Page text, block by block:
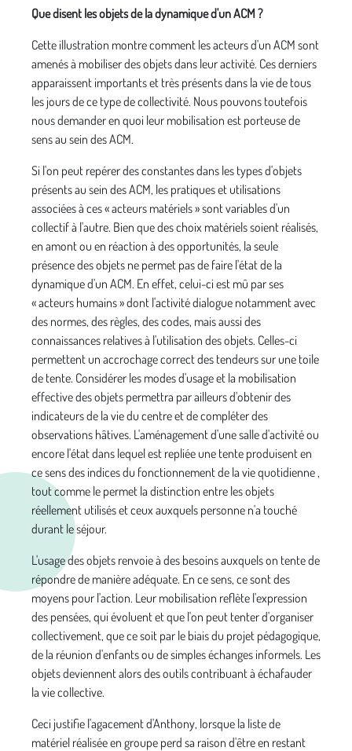
Que disent les objets de la dynamique d'un ACM ?
Cette illustration montre comment les acteurs d'un ACM sont
amenés à mobiliser des objets dans leur activité. Ces derniers
apparaissent importants et très présents dans la vie de tous
les jours de ce type de collectivité. Nous pouvons toutefois
nous demander en quoi leur mobilisation est porteuse de
sens au sein des ACM.
Si l'on peut repérer des constantes dans les types d'objets
présents au sein des ACM, les pratiques et utilisations
associées à ces « acteurs matériels » sont variables d'un
collectif à l'autre. Bien que des choix matériels soient réalisés,
en amont ou en réaction à des opportunités, la seule
présence des objets ne permet pas de faire l'état de la
dynamique d'un ACM. En effet, celui-ci est mû par ses
« acteurs humains » dont l'activité dialogue notamment avec
des normes, des règles, des codes, mais aussi des
connaissances relatives à l'utilisation des objets. Celles-ci
permettent un accrochage correct des tendeurs sur une toile
de tente. Considérer les modes d'usage et la mobilisation
effective des objets permettra par ailleurs d'obtenir des
indicateurs de la vie du centre et de compléter des
observations hâtives. L'aménagement d'une salle d'activité ou
encore l'état dans lequel est repliée une tente produisent en
ce sens des indices du fonctionnement de la vie quotidienne ,
tout comme le permet la distinction entre les objets
réellement utilisés et ceux auxquels personne n'a touché
durant le séjour.
L'usage des objets renvoie à des besoins auxquels on tente de
répondre de manière adéquate. En ce sens, ce sont des
moyens pour l'action. Leur mobilisation reflète l'expression
des pensées, qui évoluent et que l'on peut tenter d'organiser
collectivement, que ce soit par le biais du projet pédagogique,
de la réunion d'enfants ou de simples échanges informels. Les
objets deviennent alors des outils contribuant à échafauder
la vie collective.
Ceci justifie l'agacement d'Anthony, lorsque la liste de
matériel réalisée en groupe perd sa raison d'être en restant